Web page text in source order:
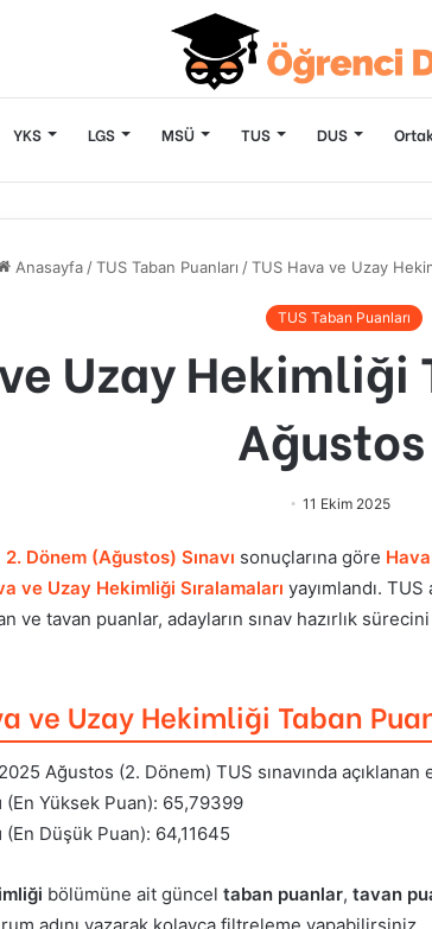
YKS LGS MSÜ TUS DUS
Anasayfa /TUS Taban Puanları /TUS Hava ve Uzay
TUS Taban Puanları
Uzay
11 Ekim 2025
Dönem (Ağustos) Sınavı sonuçlarına göre
ve Uzay Hekimliği Sıralamaları yayımlandı.
ve tavan puanlar, adayların sınav hazırlık
ve Uzay Hekimliği Taban
Ağustos (2. Dönem) TUS sınavında
(En Yüksek Puan): 65,79399
(En Düşük Puan): 64,11645
bölümüne ait güncel taban puanlar, tavan